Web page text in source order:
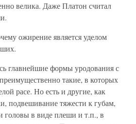
велика. Даже Платон считал
ожирение является уделом
главнейшие формы уродования с
такие, в которых
расе. Но есть и другие, как
подвешивание тяжести к губам,
головы в виде плеши и т.п., в